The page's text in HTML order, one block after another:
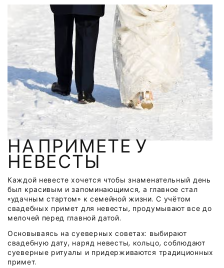
НА ПРИМЕТЕ У
НЕВЕСТЫ
Каждой невесте хочется чтобы знаменательный день
был красивым и запоминающимся, а главное стал
«удачным стартом» к семейной жизни. С учётом
свадебных примет для невесты, продумывают все до
мелочей перед главной датой.
Основываясь на суеверных советах: выбирают
свадебную дату, наряд невесты, кольцо, соблюдают
суеверные ритуалы и придерживаются традиционных
примет.